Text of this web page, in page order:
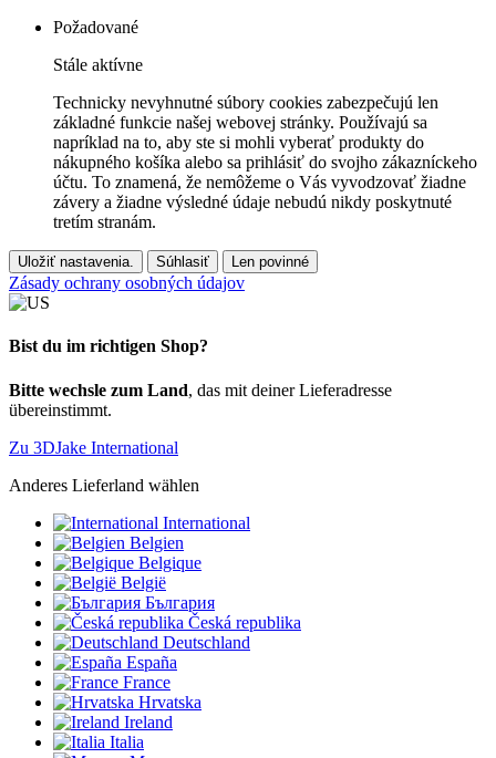
Požadované
Stále aktívne
Technicky nevyhnutné súbory cookies zabezpečujú len
základné funkcie našej webovej stránky. Používajú sa
napríklad na to, aby ste si mohli vyberať produkty do
nákupného košíka alebo sa prihlásiť do svojho zákazníckeho
účtu. To znamená, že nemôžeme o Vás vyvodzovať žiadne
závery a žiadne výsledné údaje nebudú nikdy poskytnuté
tretím stranám.
Uložiť nastavenia. Súhlasiť Len povinné
Zásady ochrany osobných údajov
Bist du im richtigen Shop?
Bitte wechsle zum Land, das mit deiner Lieferadresse
übereinstimmt.
Zu 3DJake International
Anderes Lieferland wählen
International
Belgien
Belgique
België
България
Česká republika
Deutschland
España
France
Hrvatska
Ireland
Italia